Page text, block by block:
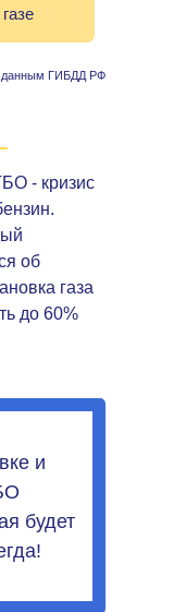
- кризис
об
газа
до 60%
ГИБДД РФ
и
будет